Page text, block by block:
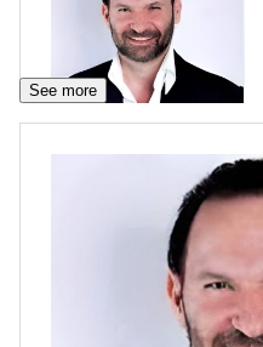
See more